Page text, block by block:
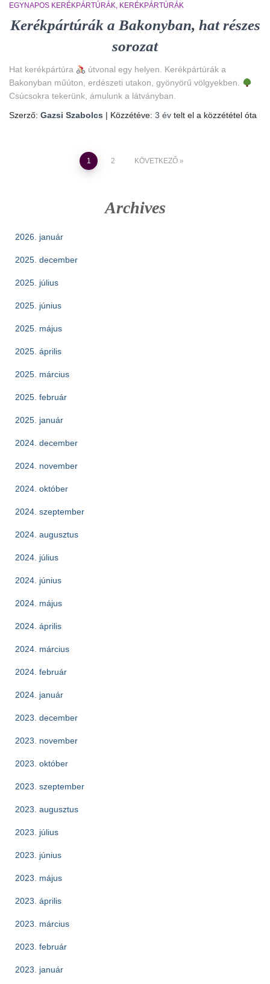
EGYNAPOS KERÉKPÁRTÚRÁK KERÉKPÁRTÚRÁK
Kerékpártúrák a Bakonyban, hat részes
sorozat
Hat kerékpártúra
útvonal egy helyen. Kerékpártúrák a
Bakonyban műúton, erdészeti utakon, gyönyörű völgyekben.
Csúcsokra tekerünk, ámulunk a látványban.
Szerző: Gazsi Szabolcs | Közzétéve: 3 év telt el a közzététel óta
Bejegyzések
1 2 KÖVETKEZŐ
Archives
2026. január
2025. december
2025. július
2025. június
2025. május
2025. április
2025. március
2025. február
2025. január
2024. december
2024. november
2024. október
2024. szeptember
2024. augusztus
2024. július
2024. június
2024. május
2024. április
2024. március
2024. február
2024. január
2023. december
2023. november
2023. október
2023. szeptember
2023. augusztus
2023. július
2023. június
2023. május
2023. április
2023. március
2023. február
2023. január